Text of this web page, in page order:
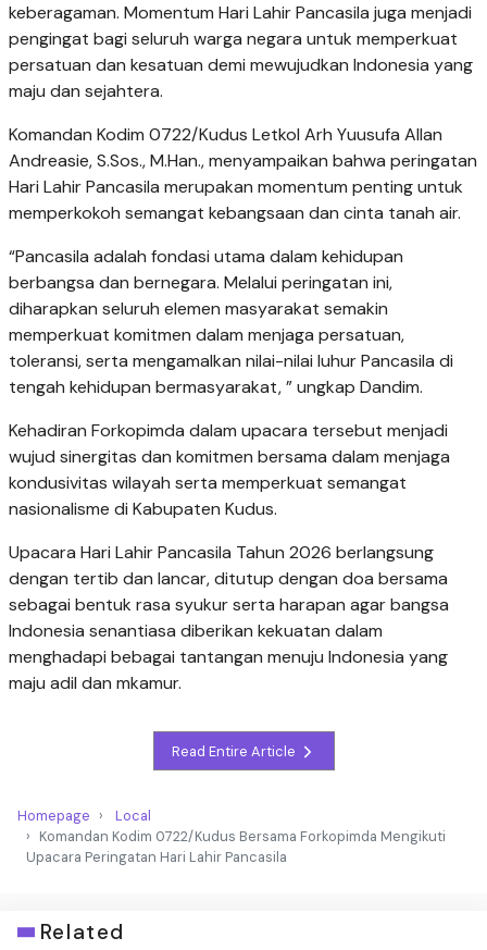
keberagaman. Momentum Hari Lahir Pancasila juga menjadi
pengingat bagi seluruh warga negara untuk memperkuat
persatuan dan kesatuan demi mewujudkan Indonesia yang
maju dan sejahtera.
Komandan Kodim 0722/Kudus Letkol Arh Yuusufa Allan
Andreasie, S.Sos., M.Han., menyampaikan bahwa peringatan
Hari Lahir Pancasila merupakan momentum penting untuk
memperkokoh semangat kebangsaan dan cinta tanah air.
“Pancasila adalah fondasi utama dalam kehidupan
berbangsa dan bernegara. Melalui peringatan ini,
diharapkan seluruh elemen masyarakat semakin
memperkuat komitmen dalam menjaga persatuan,
toleransi, serta mengamalkan nilai-nilai luhur Pancasila di
tengah kehidupan bermasyarakat, ” ungkap Dandim.
Kehadiran Forkopimda dalam upacara tersebut menjadi
wujud sinergitas dan komitmen bersama dalam menjaga
kondusivitas wilayah serta memperkuat semangat
nasionalisme di Kabupaten Kudus.
Upacara Hari Lahir Pancasila Tahun 2026 berlangsung
dengan tertib dan lancar, ditutup dengan doa bersama
sebagai bentuk rasa syukur serta harapan agar bangsa
Indonesia senantiasa diberikan kekuatan dalam
menghadapi bebagai tantangan menuju Indonesia yang
maju adil dan mkamur.
Read Entire Article
Homepage
Local
Komandan Kodim 0722/Kudus Bersama Forkopimda Mengikuti
Upacara Peringatan Hari Lahir Pancasila
Related